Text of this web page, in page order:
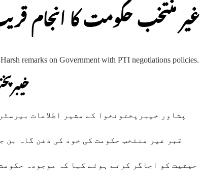
غیر منتخب حکومت کا انجام
پشاور خیبرپختونخوا کے مشیر اطلاعات
قبر غیر منتخب حکومت کی خود کی دفن گاہ بن
حیثیت کو اجاگر کرتے ہوئے کہا کہ موجودہ